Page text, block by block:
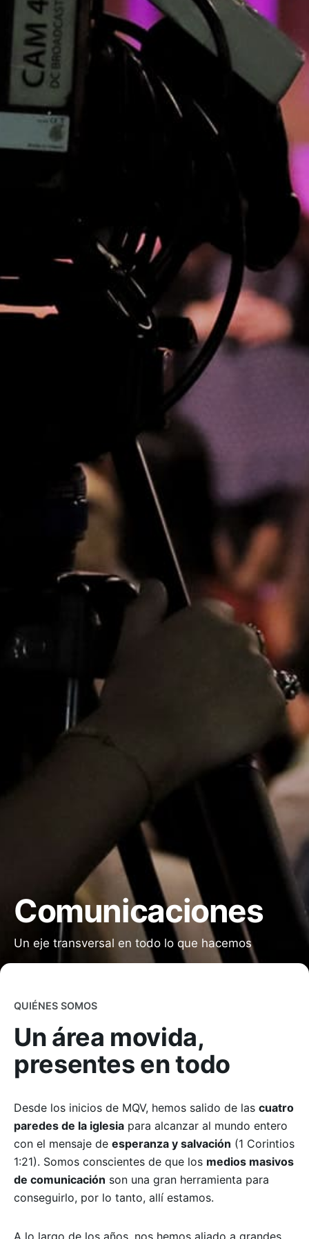
Comunicaciones
Un eje transversal en todo lo que hacemos
QUIÉNES SOMOS
Un área movida,
presentes en todo
Desde los inicios de MQV, hemos salido de las cuatro
paredes de la iglesia para alcanzar al mundo entero
con el mensaje de esperanza y salvación (1 Corintios
1:21). Somos conscientes de que los medios masivos
de comunicación son una gran herramienta para
conseguirlo, por lo tanto, allí estamos.